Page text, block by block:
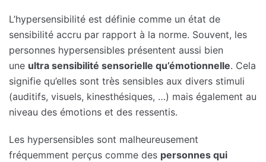
L’hypersensibilité est définie comme un état de
sensibilité accru par rapport à la norme. Souvent, les
personnes hypersensibles présentent aussi bien
une ultra sensibilité sensorielle qu’émotionnelle. Cela
signifie qu’elles sont très sensibles aux divers stimuli
(auditifs, visuels, kinesthésiques, …) mais également au
niveau des émotions et des ressentis.
Les hypersensibles sont malheureusement
fréquemment perçus comme des personnes qui